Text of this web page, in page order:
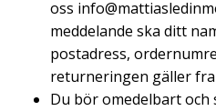
oss
meddelande ska ditt
postadress,
returneringen gäller
Du bör omedelbart